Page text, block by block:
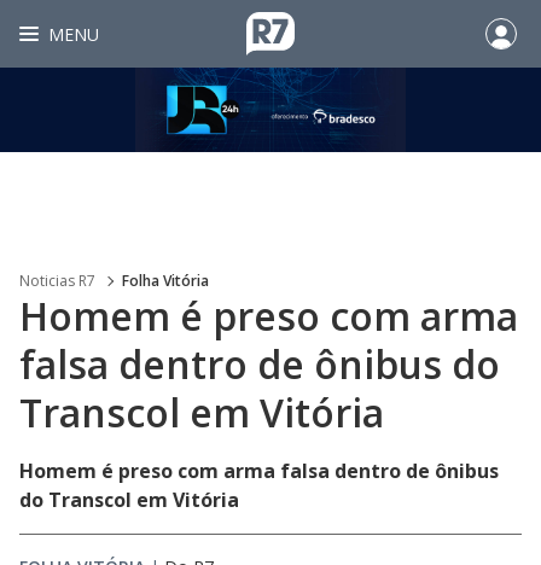
MENU
Noticias R7 Folha Vitória
Homem é preso com arma
falsa dentro de ônibus do
Transcol em Vitória
Homem é preso com arma falsa dentro de ônibus
do Transcol em Vitória